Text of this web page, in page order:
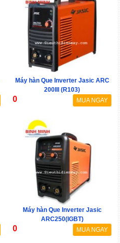
Máy hàn Que Inverter Jasic ARC
200III (R103)
0 MUA NGAY
Máy hàn Que Inverter Jasic
ARC250(IGBT)
0 MUA NGAY